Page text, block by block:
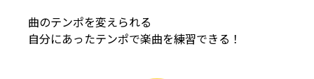
曲のテンポを変えられる
自分にあったテンポで楽曲を練習できる！